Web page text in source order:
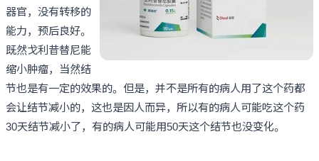
器官，没有转移的
能力，预后良好。
既然戈利昔替尼能
缩小肿瘤，当然结
节也是有一定的效果的。但是，并不是所有的病人用了这个药都
会让结节减小的，这也是因人而异，所以有的病人可能吃这个药
30天结节减小了，有的病人可能用50天这个结节也没变化。